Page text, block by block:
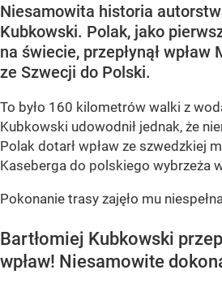
Niesamowita historia
Kubkowski. Polak, jako
na świecie, przepłynął wpław
ze Szwecji do Polski.
To było 160 kilometrów walki z
Kubkowski udowodnił jednak, że
Polak dotarł wpław ze szwedzkiej
Kaseberga do polskiego wybrzeża
Pokonanie trasy zajęło mu
Bartłomiej Kubkowski
wpław! Niesamowite